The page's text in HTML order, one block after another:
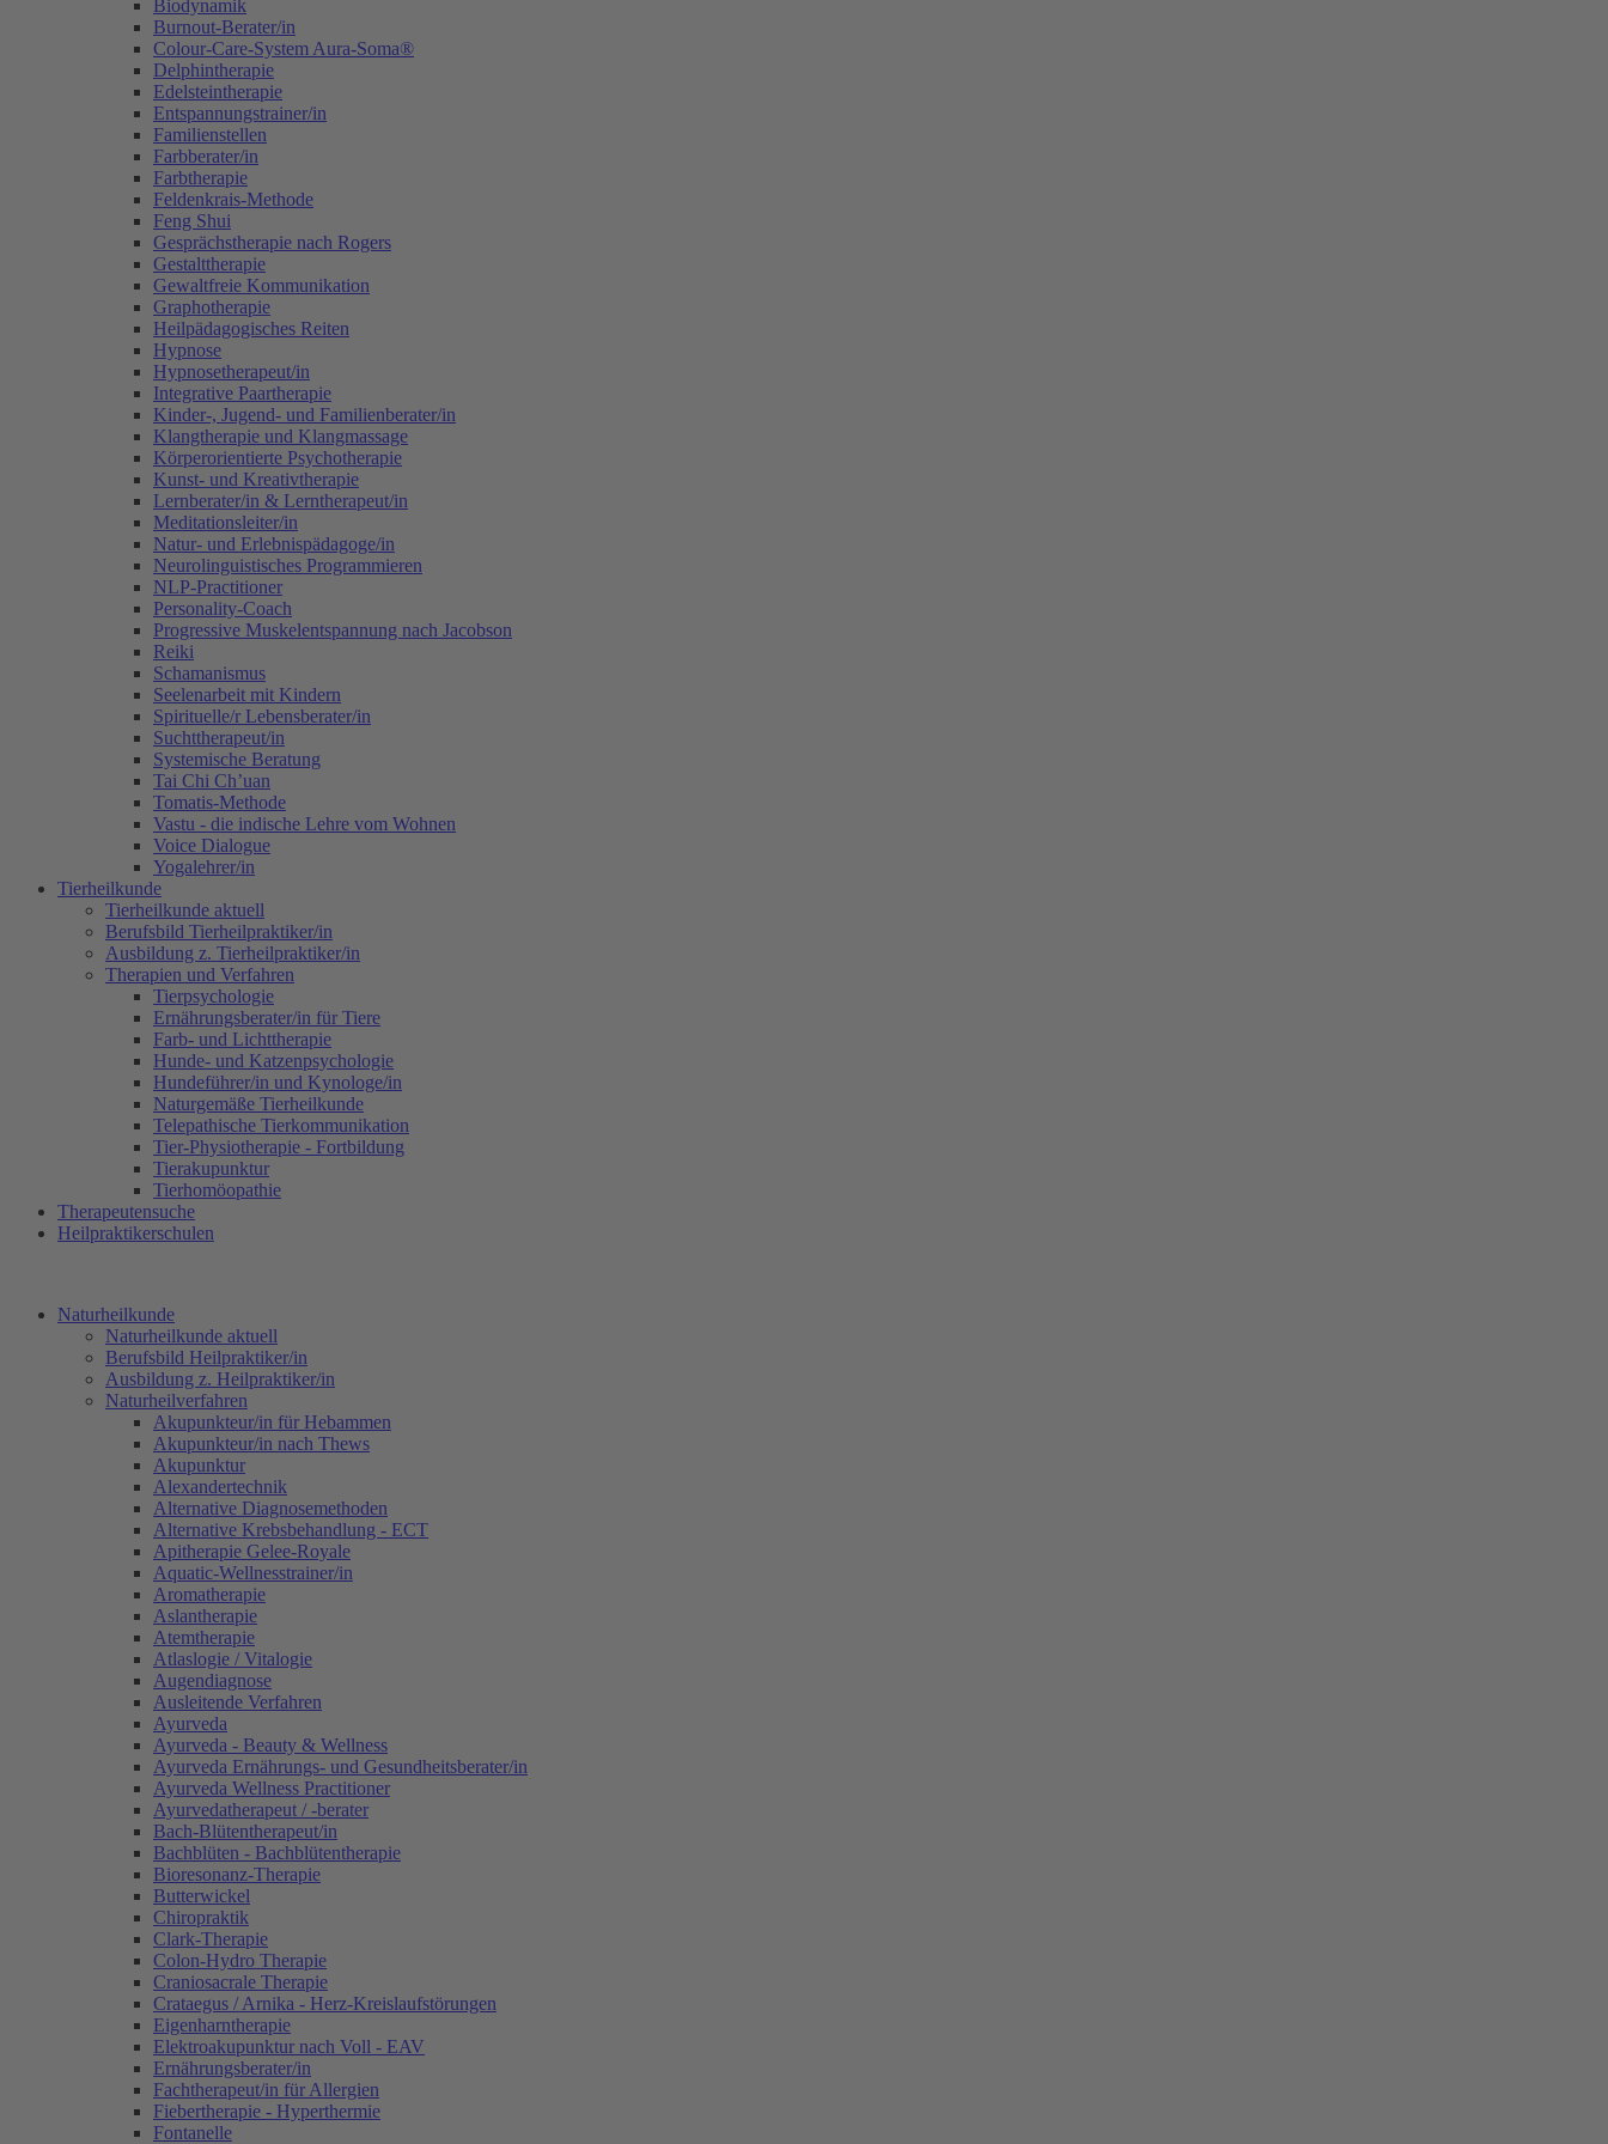
Biodynamik
Burnout-Berater/in
Colour-Care-System Aura-Soma®
Delphintherapie
Edelsteintherapie
Entspannungstrainer/in
Familienstellen
Farbberater/in
Farbtherapie
Feldenkrais-Methode
Feng Shui
Gesprächstherapie nach Rogers
Gestalttherapie
Gewaltfreie Kommunikation
Graphotherapie
Heilpädagogisches Reiten
Hypnose
Hypnosetherapeut/in
Integrative Paartherapie
Kinder-, Jugend- und Familienberater/in
Klangtherapie und Klangmassage
Körperorientierte Psychotherapie
Kunst- und Kreativtherapie
Lernberater/in & Lerntherapeut/in
Meditationsleiter/in
Natur- und Erlebnispädagoge/in
Neurolinguistisches Programmieren
NLP-Practitioner
Personality-Coach
Progressive Muskelentspannung nach Jacobson
Reiki
Schamanismus
Seelenarbeit mit Kindern
Spirituelle/r Lebensberater/in
Suchttherapeut/in
Systemische Beratung
Tai Chi Ch’uan
Tomatis-Methode
Vastu - die indische Lehre vom Wohnen
Voice Dialogue
Yogalehrer/in
Tierheilkunde
Tierheilkunde aktuell
Berufsbild Tierheilpraktiker/in
Ausbildung z. Tierheilpraktiker/in
Therapien und Verfahren
Tierpsychologie
Ernährungsberater/in für Tiere
Farb- und Lichttherapie
Hunde- und Katzenpsychologie
Hundeführer/in und Kynologe/in
Naturgemäße Tierheilkunde
Telepathische Tierkommunikation
Tier-Physiotherapie - Fortbildung
Tierakupunktur
Tierhomöopathie
Therapeutensuche
Heilpraktikerschulen
Naturheilkunde
Naturheilkunde aktuell
Berufsbild Heilpraktiker/in
Ausbildung z. Heilpraktiker/in
Naturheilverfahren
Akupunkteur/in für Hebammen
Akupunkteur/in nach Thews
Akupunktur
Alexandertechnik
Alternative Diagnosemethoden
Alternative Krebsbehandlung - ECT
Apitherapie Gelee-Royale
Aquatic-Wellnesstrainer/in
Aromatherapie
Aslantherapie
Atemtherapie
Atlaslogie / Vitalogie
Augendiagnose
Ausleitende Verfahren
Ayurveda
Ayurveda - Beauty & Wellness
Ayurveda Ernährungs- und Gesundheitsberater/in
Ayurveda Wellness Practitioner
Ayurvedatherapeut / -berater
Bach-Blütentherapeut/in
Bachblüten - Bachblütentherapie
Bioresonanz-Therapie
Butterwickel
Chiropraktik
Clark-Therapie
Colon-Hydro Therapie
Craniosacrale Therapie
Crataegus / Arnika - Herz-Kreislaufstörungen
Eigenharntherapie
Elektroakupunktur nach Voll - EAV
Ernährungsberater/in
Fachtherapeut/in für Allergien
Fiebertherapie - Hyperthermie
Fontanelle